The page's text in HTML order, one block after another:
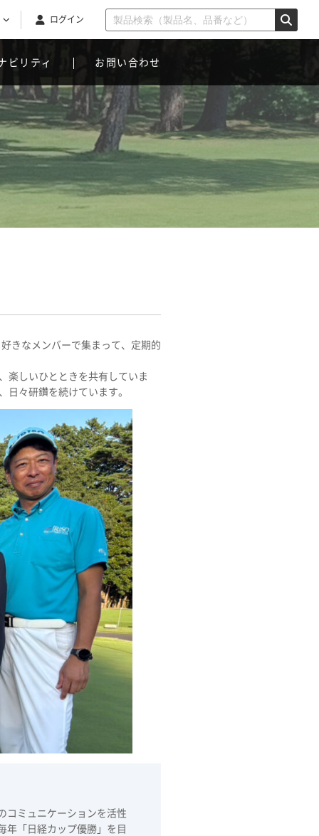
ログイン
ビリティ お問い合わせ
きなメンバーで集まって、定期的
楽しいひとときを共有していま
々研鑽を続けています。
コミュニケーションを活性
年「日経カップ優勝」を目